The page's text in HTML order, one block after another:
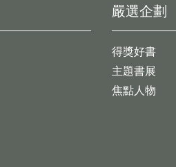
嚴選企劃
得獎好書
主題書展
焦點人物